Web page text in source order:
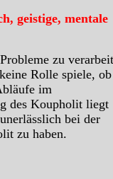
geistige, mentale
zu
Rolle spiele, ob
im
des Koupholit liegt
bei der
zu haben.